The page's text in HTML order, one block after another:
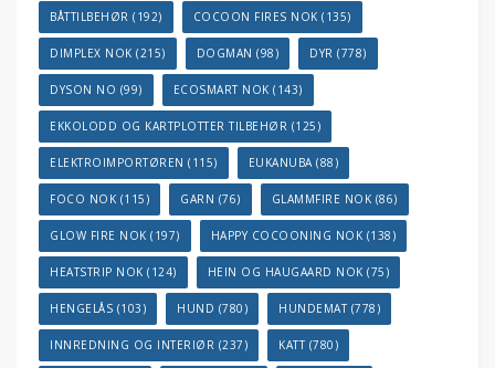
BÅTTILBEHØR (192) COCOON FIRES NOK (135)
DIMPLEX NOK (215) DOGMAN (98) DYR (778)
DYSON NO (99) ECOSMART NOK (143)
EKKOLODD OG KARTPLOTTER TILBEHØR (125)
ELEKTROIMPORTØREN (115) EUKANUBA(88)
FOCO NOK (115) GARN (76) GLAMMFIRE NOK (86)
GLOW FIRE NOK (197) HAPPY COCOONING NOK (138)
HEATSTRIP NOK (124) HEIN OG HAUGAARD NOK (75)
HENGELÅS (103) HUND (780) HUNDEMAT(778)
INNREDNING OG INTERIØR (237) KATT(780)